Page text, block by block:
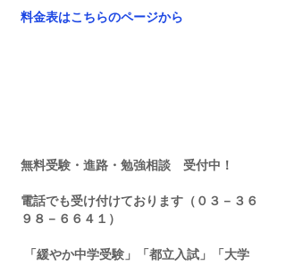
料金表はこちらのページから
無料受験・進路・勉強相談　受付中！
電話でも受け付けております（０３－３６
９８－６６４１）